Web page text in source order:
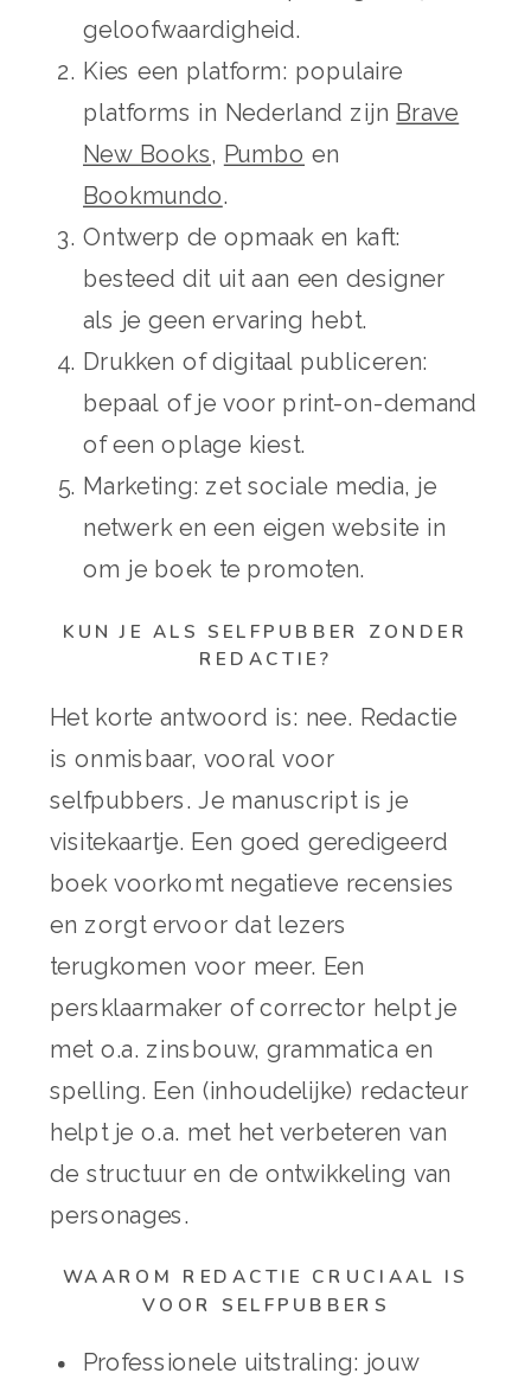
geloofwaardigheid.
Kies een platform: populaire
platforms in Nederland zijn Brave
New Books, Pumbo en
Bookmundo.
Ontwerp de opmaak en kaft:
besteed dit uit aan een designer
als je geen ervaring hebt.
Drukken of digitaal publiceren:
bepaal of je voor print-on-demand
of een oplage kiest.
Marketing: zet sociale media, je
netwerk en een eigen website in
om je boek te promoten.
KUN JE ALS SELFPUBBER ZONDER
REDACTIE?
Het korte antwoord is: nee. Redactie
is onmisbaar, vooral voor
selfpubbers. Je manuscript is je
visitekaartje. Een goed geredigeerd
boek voorkomt negatieve recensies
en zorgt ervoor dat lezers
terugkomen voor meer. Een
persklaarmaker of corrector helpt je
met o.a. zinsbouw, grammatica en
spelling. Een (inhoudelijke) redacteur
helpt je o.a. met het verbeteren van
de structuur en de ontwikkeling van
personages.
WAAROM REDACTIE CRUCIAAL IS
VOOR SELFPUBBERS
Professionele uitstraling: jouw